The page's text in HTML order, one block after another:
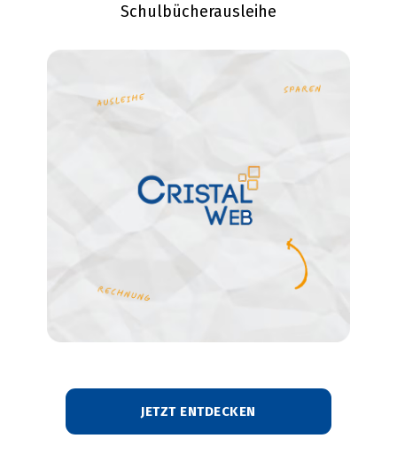
Schulbücherausleihe
JETZT ENTDECKEN